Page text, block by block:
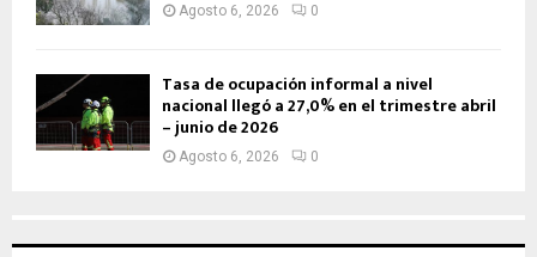
Agosto 6, 2026 0
Tasa de ocupación informal a nivel
nacional llegó a 27,0% en el trimestre abril
– junio de 2026
Agosto 6, 2026 0